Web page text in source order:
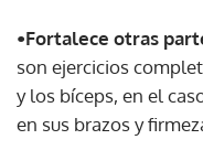
•Fortalece otras
son ejercicios
y los bíceps, en el
en sus brazos y